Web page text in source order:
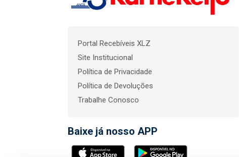
Portal Recebíveis XLZ
Site Institucional
Política de Privacidade
Política de Devoluções
Trabalhe Conosco
Baixe já nosso APP